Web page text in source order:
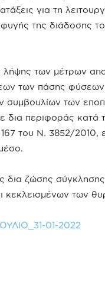
για τη
της διάδοσης
λήψης των μέτρων
των πάσης φύσεων
συμβουλίων των
δια περιφοράς κατά
του Ν. 3852/2010,
δια ζώσης
κεκλεισμένων των
01-2022